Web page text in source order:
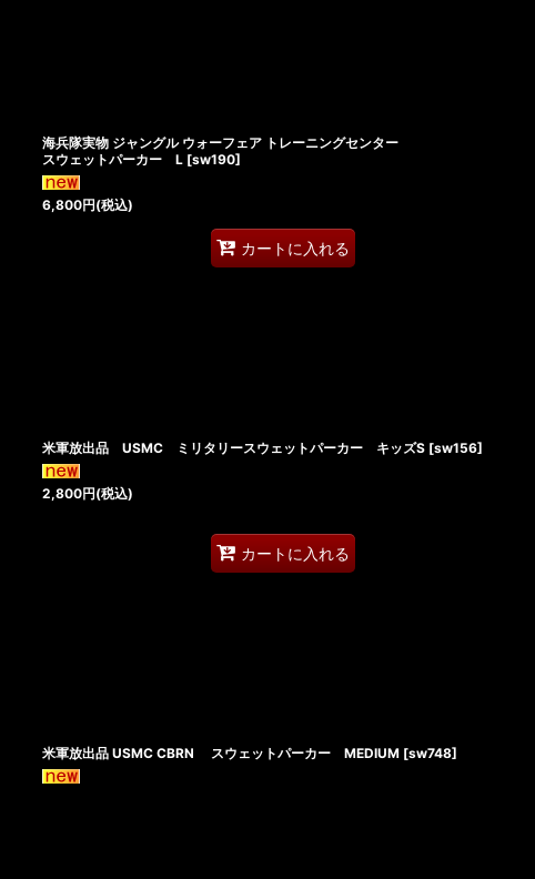
海兵隊実物 ジャングル ウォーフェア トレーニングセンター
スウェットパーカー L [sw190]
6,800円(税込)
カートに入れる
米軍放出品 USMC ミリタリースウェットパーカー キッズS [sw156]
2,800円(税込)
カートに入れる
米軍放出品 USMC CBRN スウェットパーカー MEDIUM [sw748]